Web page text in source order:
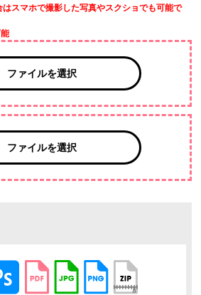
スマホで撮影した写真やスクショでも可能で
ファイルを選択
ファイルを選択